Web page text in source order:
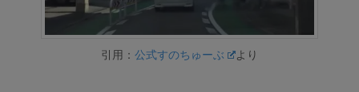
引用： 公式すのちゅーぶ より